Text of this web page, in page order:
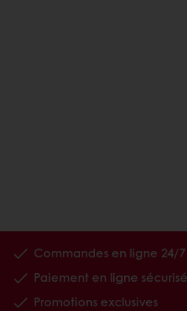
Commandes en ligne 24/7
Paiement en ligne sécurisé
Promotions exclusives